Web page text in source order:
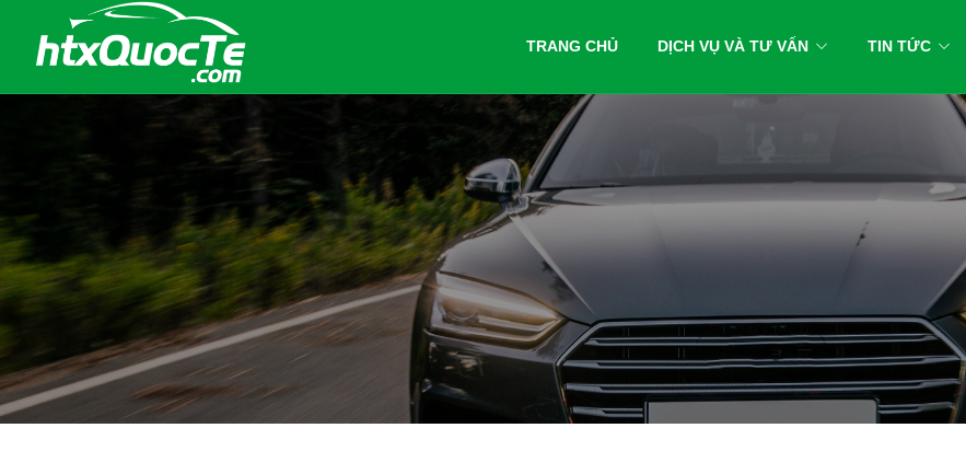
TRANG CHỦ DỊCH VỤ VÀ TƯ VẤN TIN TỨC